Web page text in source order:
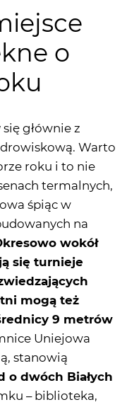
o
głównie z
Warto
roku i to nie
termalnych,
śpiąc w
na
wokół
się turnieje
mogą też
9 metrów
Uniejowa
stanowią
o dwóch Białych
– biblioteka,